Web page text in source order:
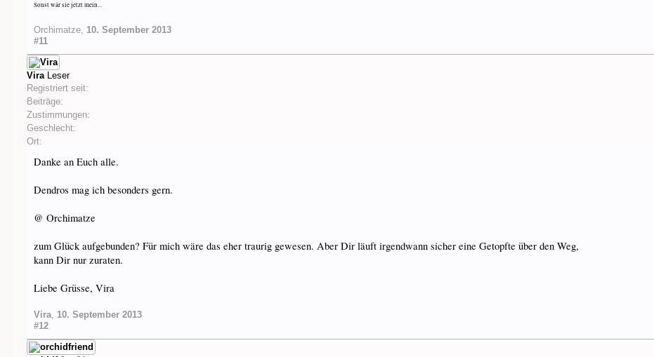
Sonst wär sie jetzt mein...
Orchimatze, 10. September 2013
#11
Vira Leser
Registriert seit:
Beiträge:
Zustimmungen:
Geschlecht:
Ort:
Danke an Euch alle.
Dendros mag ich besonders gern.
@ Orchimatze
zum Glück aufgebunden? Für mich wäre das eher traurig gewesen. Aber Dir läuft irgendwann sicher eine Getopfte über den Weg,
kann Dir nur zuraten.
Liebe Grüsse, Vira
Vira, 10. September 2013
#12